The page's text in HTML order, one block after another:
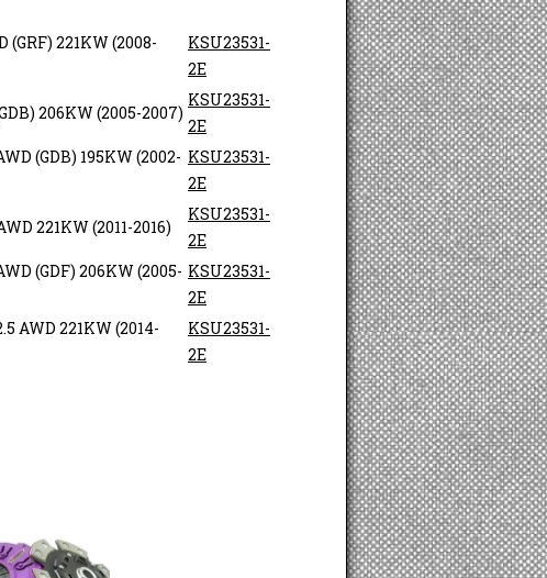
(GRF) 221KW (2008-
KSU23531-
2E
206KW (2005-2007)
KSU23531-
2E
(GDB) 195KW (2002- KSU23531-
2E
221KW (2011-2016)
KSU23531-
2E
(GDF) 206KW (2005- KSU23531-
2E
AWD 221KW (2014-
KSU23531-
2E